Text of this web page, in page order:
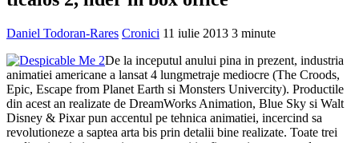
Daniel Todoran-Rares Cronici 11 iulie 2013 3 minute
De la inceputul anului pina in prezent, industria
animatiei americane a lansat 4 lungmetraje mediocre (The Croods,
Epic, Escape from Planet Earth si Monsters Univercity). Productile
din acest an realizate de DreamWorks Animation, Blue Sky si Walt
Disney & Pixar pun accentul pe tehnica animatiei, incercind sa
revolutioneze a saptea arta bis prin detalii bine realizate. Toate trei